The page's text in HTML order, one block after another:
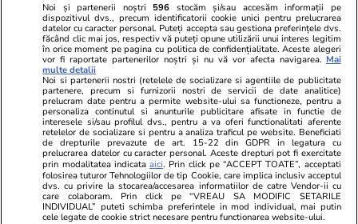
Mutarea prin care AUR, S.O.S. și
POT au făcut front comun în
opoziție împotriva legii care
permite Armatei să doboare
dronele neautorizate. CCR a
tranșat definitiv disputa
Politică 25 iul.
Cum a apărut Mirabela
Grădinaru la întâlnirea cu
președinta Indiei, Droupadi
Noi și partenerii noștri 596 stocăm și/sau accesăm informații pe
dispozitivul dvs., precum identificatorii cookie unici pentru prelucrarea
datelor cu caracter personal. Puteți accepta sau gestiona preferințele dvs.
făcând clic mai jos, respectiv vă puteți opune utilizării unui interes legitim
în orice moment pe pagina cu politica de confidențialitate. Aceste alegeri
vor fi raportate partenerilor noștri și nu vă vor afecta navigarea. Mai
multe detalii
Noi si partenerii nostri (retelele de socializare si agentiile de publicitate
partenere, precum si furnizorii nostri de servicii de date analitice)
prelucram date pentru a permite website-ului sa functioneze, pentru a
personaliza continutul si anunturile publicitare afisate in functie de
interesele si/sau profilul dvs., pentru a va oferi functionalitati aferente
retelelor de socializare si pentru a analiza traficul pe website. Beneficiati
de drepturile prevazute de art. 15-22 din GDPR in legatura cu
prelucrarea datelor cu caracter personal. Aceste drepturi pot fi exercitate
prin modalitatea indicataaici. Prin click pe “ACCEPT TOATE”, acceptati
folosirea tuturor Tehnologiilor de tip Cookie, care implica inclusiv acceptul
dvs. cu privire la stocarea/accesarea informatiilor de catre Vendor-ii cu
care colaboram. Prin click pe “VREAU SA MODIFIC SETARILE
INDIVIDUAL” puteti schimba preferintele in mod individual, mai putin
cele legate de cookie strict necesare pentru functionarea website-ului.